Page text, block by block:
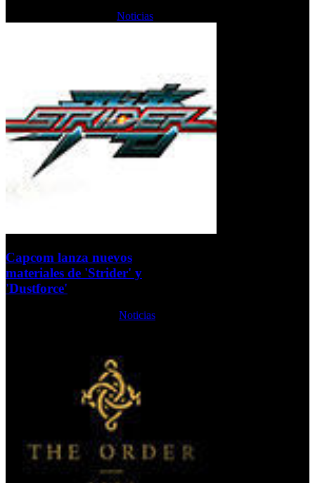
Noticias
Capcom lanza nuevos
materiales de 'Strider' y
'Dustforce'
Noticias